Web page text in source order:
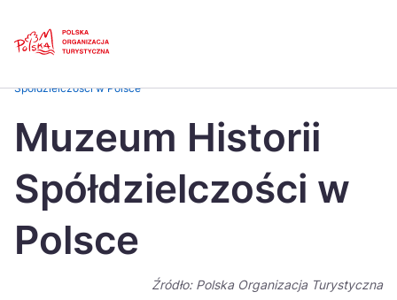
Česká
Dansk
Italiano
日本
Spółdzielczości w Polsce
Muzeum Historii
Spółdzielczości w
Polsce
Źródło: Polska Organizacja Turystyczna